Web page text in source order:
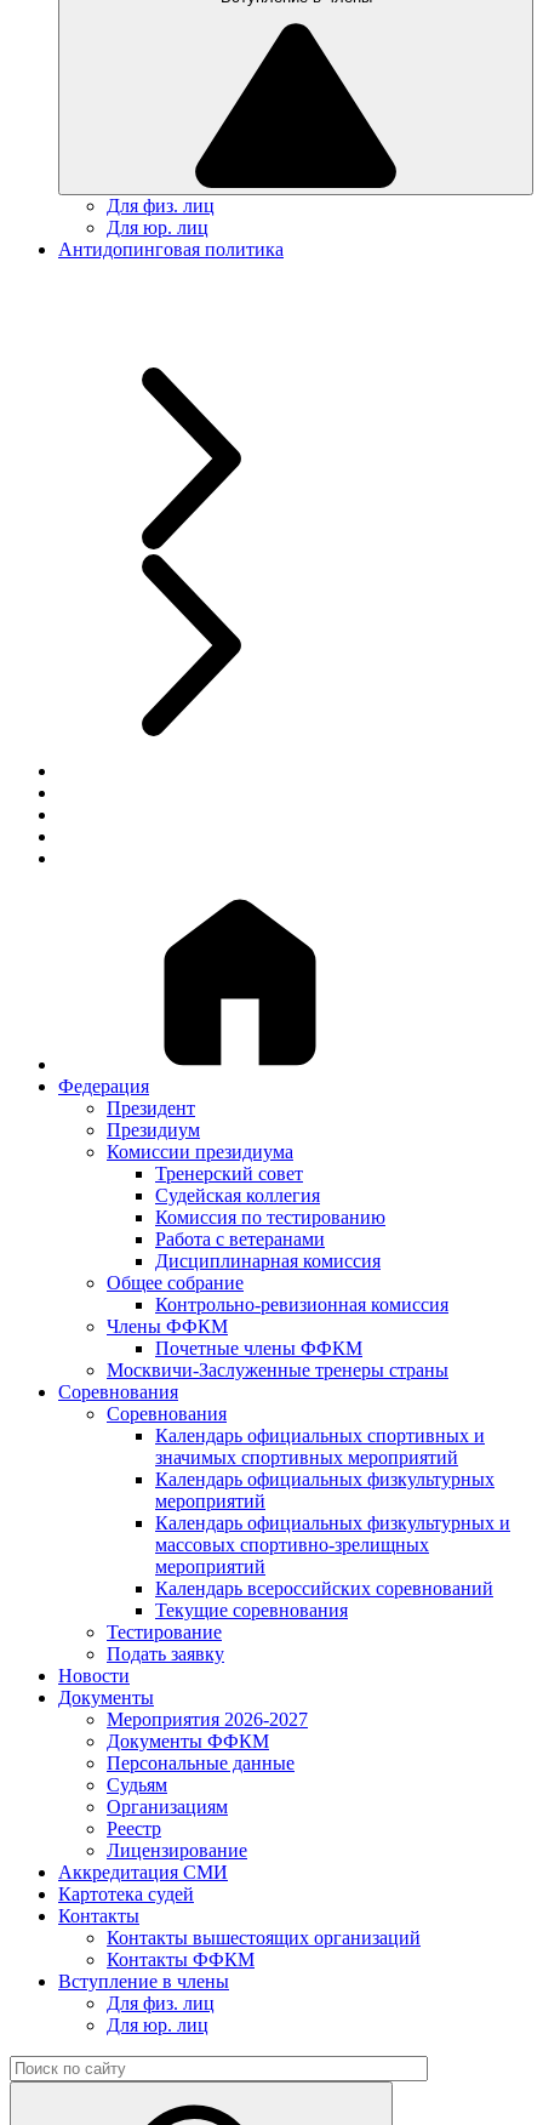
Для физ. лиц
Для юр. лиц
Антидопинговая политика
Федерация
Президент
Президиум
Комиссии президиума
Тренерский совет
Судейская коллегия
Комиссия по тестированию
Работа с ветеранами
Дисциплинарная комиссия
Общее собрание
Контрольно-ревизионная комиссия
Члены ФФКМ
Почетные члены ФФКМ
Москвичи-Заслуженные тренеры страны
Соревнования
Соревнования
Календарь официальных спортивных и
значимых спортивных мероприятий
Календарь официальных физкультурных
мероприятий
Календарь официальных физкультурных и
массовых спортивно-зрелищных
мероприятий
Календарь всероссийских соревнований
Текущие соревнования
Тестирование
Подать заявку
Новости
Документы
Мероприятия 2026-2027
Документы ФФКМ
Персональные данные
Судьям
Организациям
Реестр
Лицензирование
Аккредитация СМИ
Картотека судей
Контакты
Контакты вышестоящих организаций
Контакты ФФКМ
Вступление в члены
Для физ. лиц
Для юр. лиц